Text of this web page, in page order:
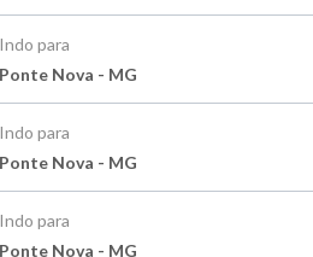
Indo para
Ponte Nova - MG
Indo para
Ponte Nova - MG
Indo para
Ponte Nova - MG